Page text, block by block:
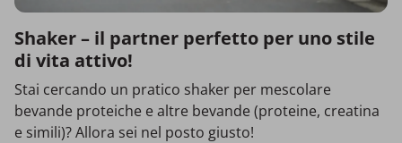
Shaker – il partner perfetto per uno stile
di vita attivo!
Stai cercando un pratico shaker per mescolare
bevande proteiche e altre bevande (proteine, creatina
e simili)? Allora sei nel posto giusto!